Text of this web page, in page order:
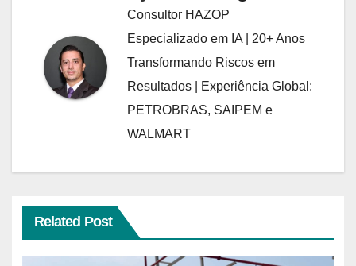
Consultor HAZOP
Especializado em IA | 20+ Anos
Transformando Riscos em
Resultados | Experiência Global:
PETROBRAS, SAIPEM e
WALMART
Related Post